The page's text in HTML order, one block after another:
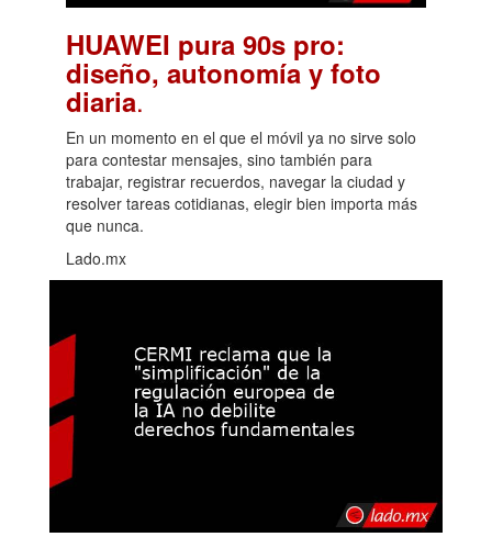
HUAWEI pura 90s pro:
diseño, autonomía y foto
diaria.
En un momento en el que el móvil ya no sirve solo
para contestar mensajes, sino también para
trabajar, registrar recuerdos, navegar la ciudad y
resolver tareas cotidianas, elegir bien importa más
que nunca.
Lado.mx